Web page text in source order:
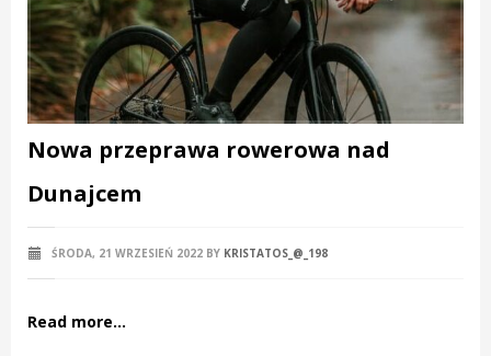
Nowa przeprawa rowerowa nad
Dunajcem
ŚRODA, 21 WRZESIEŃ 2022 BY KRISTATOS_@_198
Read more...